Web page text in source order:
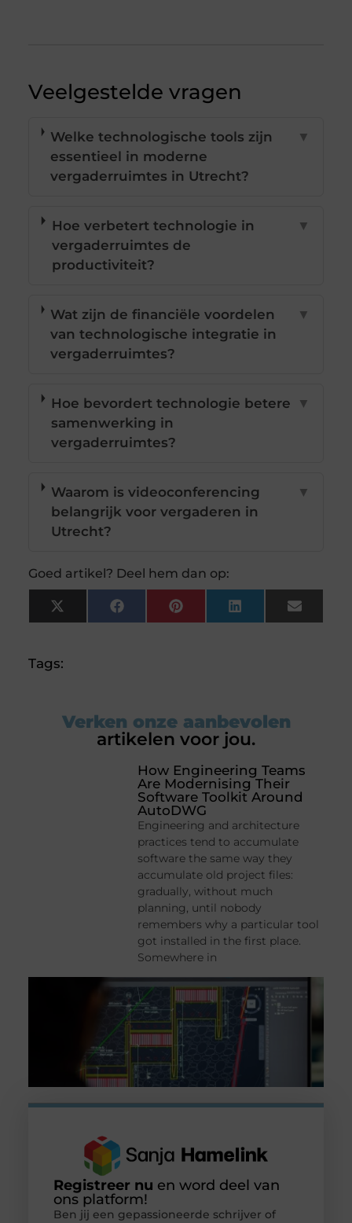
Veelgestelde vragen
Welke technologische tools zijn
essentieel in moderne
vergaderruimtes in Utrecht?
▼
Hoe verbetert technologie in
vergaderruimtes de
productiviteit?
▼
Wat zijn de financiële voordelen
van technologische integratie in
vergaderruimtes?
▼
Hoe bevordert technologie betere
samenwerking in
vergaderruimtes?
▼
Waarom is videoconferencing
belangrijk voor vergaderen in
Utrecht?
▼
Goed artikel? Deel hem dan op:
X
(Twitter)
FacebookPinterestLinkedInEmail
Tags:
Verken onze aanbevolen
artikelen voor jou.
How Engineering Teams
Are Modernising Their
Software Toolkit Around
AutoDWG
Engineering and architecture
practices tend to accumulate
software the same way they
accumulate old project files:
gradually, without much
planning, until nobody
remembers why a particular tool
got installed in the first place.
Somewhere in
Registreer nu en word deel van
ons platform!
Ben jij een gepassioneerde schrijver of